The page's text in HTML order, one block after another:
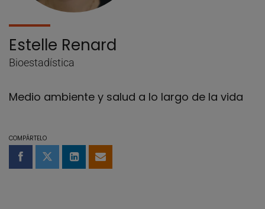
Estelle Renard
Bioestadística
Medio ambiente y salud a lo largo de la vida
COMPÁRTELO
Compartir en Facebook
Compartir en Twitter
Compartir en LinkedIn
Compartir por email